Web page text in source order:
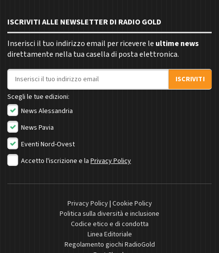
ISCRIVITI ALLE NEWSLETTER DI RADIO GOLD
Inserisci il tuo indirizzo email per ricevere le ultime news
direttamente nella tua casella di posta elettronica.
Indirizzo email
ISCRIVITI
Scegli le tue edizioni:
News Alessandria
News Pavia
Eventi Nord-Ovest
Accetto l'iscrizione e la Privacy Policy
Privacy Policy| Cookie Policy
Politica sulla diversità e inclusione
Codice etico e di condotta
Linea Editoriale
Regolamento giochi RadioGold